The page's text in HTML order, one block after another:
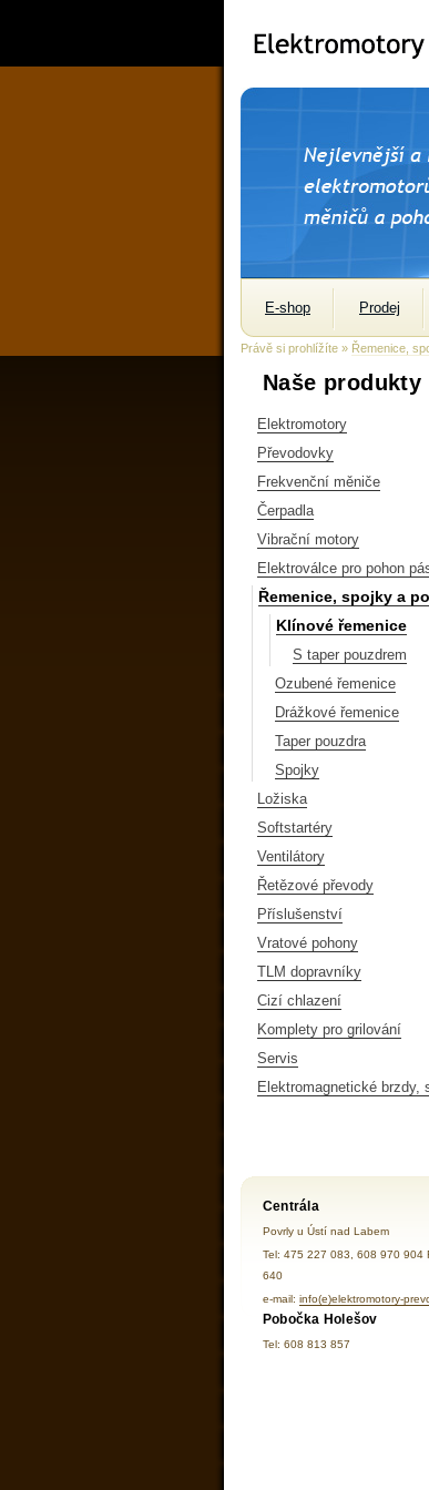
E-shop Prodej
Právě si prohlížíte » Řemenice,
Naše produkty
Elektromotory
Převodovky
Frekvenční měniče
Čerpadla
Vibrační motory
Elektroválce pro pohon
Řemenice, spojky a
Klínové řemenice
S taper pouzdrem
Ozubené řemenice
Drážkové řemenice
Taper pouzdra
Spojky
Ložiska
Softstartéry
Ventilátory
Řetězové převody
Příslušenství
Vratové pohony
TLM dopravníky
Cizí chlazení
Komplety pro grilování
Servis
Elektromagnetické brzdy,
Centrála
Povrly u Ústí nad Labem
Tel: 475 227 083, 608 970 904
640
e-mail: info(e)elektromotory-
Pobočka Holešov
Tel: 608 813 857